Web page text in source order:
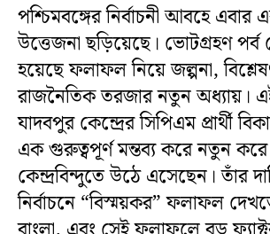
পশ্চিমবঙ্গের নির্বাচনী আবহে
উত্তেজনা ছড়িয়েছে। ভোটগ্রহণ
হয়েছে ফলাফল নিয়ে জল্পনা,
রাজনৈতিক তরজার নতুন অধ্যায়।
যাদবপুর কেন্দ্রের সিপিএম প্রার্থী
এক গুরুত্বপূর্ণ মন্তব্য করে নতুন
কেন্দ্রবিন্দুতে উঠে এসেছেন। তাঁর
নির্বাচনে “বিস্ময়কর” ফলাফল